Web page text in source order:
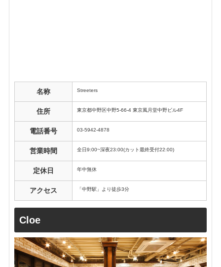
名称 Streeters
住所 東京都中野区中野5-66-4 東京風月堂中野ビル4F
電話番号 03-5942-4878
営業時間 全日9:00~深夜23:00(カット最終受付22:00)
定休日 年中無休
アクセス 「中野駅」より徒歩3分
Cloe